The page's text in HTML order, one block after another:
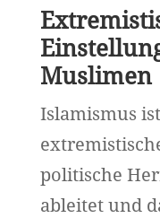
Muslimen
Islamismus
politische
ableitet und